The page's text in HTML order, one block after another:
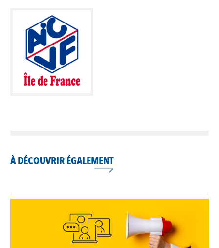
À DÉCOUVRIR ÉGALEMENT